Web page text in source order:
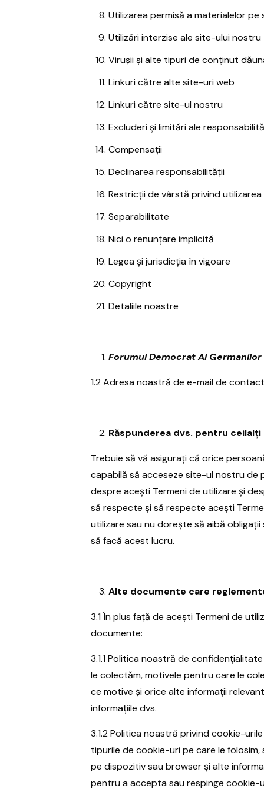
Utilizarea permisă a materialelor
Utilizări interzise ale site-ului nostru
Virușii și alte tipuri de conținut
Linkuri către alte site-uri web
Linkuri către site-ul nostru
Excluderi și limitări ale
Compensații
Declinarea responsabilității
Restricții de vârstă privind
Separabilitate
Nici o renunțare implicită
Legea și jurisdicția în vigoare
Copyright
Detaliile noastre
Forumul Democrat Al Germanilor
1.2 Adresa noastră de e-mail de
Răspunderea dvs. pentru
Trebuie să vă asigurați că orice
capabilă să acceseze site-ul nostru de
despre acești Termeni de utilizare și
să respecte și să respecte acești
utilizare sau nu dorește să aibă
să facă acest lucru.
Alte documente care
3.1 În plus față de acești Termeni de
documente:
3.1.1 Politica noastră de
le colectăm, motivele pentru care le
ce motive și orice alte informații
informațiile dvs.
3.1.2 Politica noastră privind cookie-
tipurile de cookie-uri pe care le
pe dispozitiv sau browser și alte
pentru a accepta sau respinge cookie-